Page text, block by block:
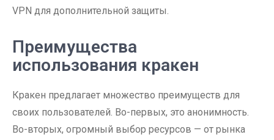
VPN для дополнительной защиты.
Преимущества
использования кракен
Кракен предлагает множество преимуществ для
своих пользователей. Во-первых, это анонимность.
Во-вторых, огромный выбор ресурсов — от рынка